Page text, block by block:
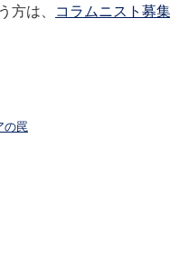
方は、
コラムニスト募
の罠